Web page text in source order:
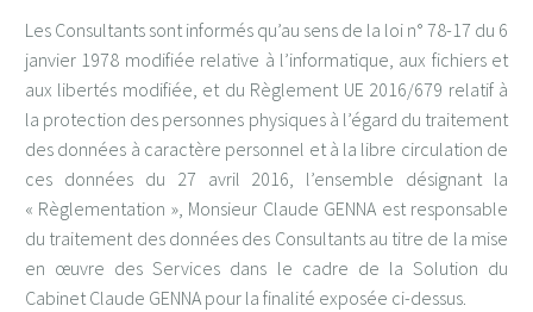
Les Consultants sont informés qu’au sens de la loi n° 78-17 du 6
janvier 1978 modifiée relative à l’informatique, aux fichiers et
aux libertés modifiée, et du Règlement UE 2016/679 relatif à
la protection des personnes physiques à l’égard du traitement
des données à caractère personnel et à la libre circulation de
ces données du 27 avril 2016, l’ensemble désignant la
« Règlementation », Monsieur Claude GENNA est responsable
du traitement des données des Consultants au titre de la mise
en œuvre des Services dans le cadre de la Solution du
Cabinet Claude GENNA pour la finalité exposée ci-dessus.